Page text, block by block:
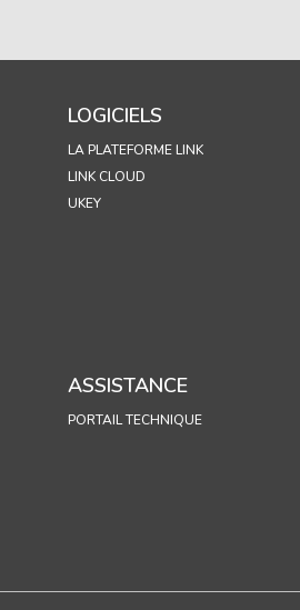
LOGICIELS
LA PLATEFORME LINK
LINK CLOUD
UKEY
ASSISTANCE
PORTAIL TECHNIQUE